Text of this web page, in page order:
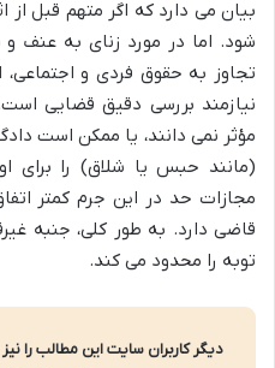
بیان می دارد که اگر متهم قبل
شود. اما در مورد زنای به عنف
تجاوز به حقوق فردی و
نیازمند بررسی دقیق قضایی
مؤثر نمی دانند، یا ممکن است
(مانند حبس یا شلاق) را برای
مجازات حد در این جرم کمتر
قاضی دارد. به طور کلی، جنبه
توبه را محدود می کند.
دیگر کاربران سایت این مطالب را